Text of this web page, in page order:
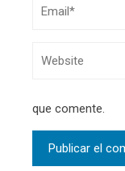
que comente.